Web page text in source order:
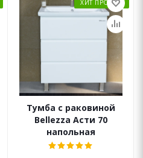
ХИТ ПРОДАЖ
Тумба с раковиной
Bellezza Асти 70
напольная